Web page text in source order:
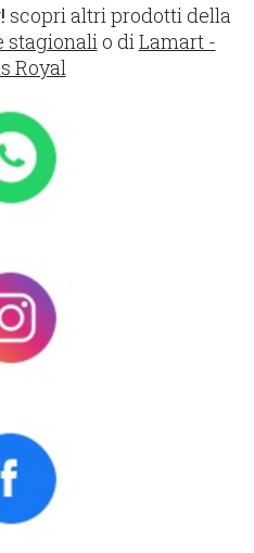
scopri altri prodotti della
stagionalio diLamart -
Royal